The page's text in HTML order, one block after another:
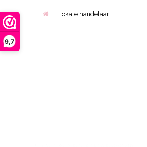
9,7
Lokale handelaar